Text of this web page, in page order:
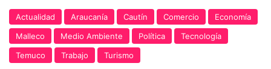
Actualidad Araucanía Cautín Comercio
Economía
Malleco
Medio Ambiente Política
Tecnología
Temuco
Trabajo Turismo